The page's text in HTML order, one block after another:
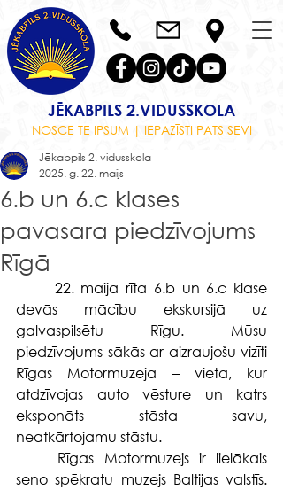
JĒKABPILS 2.VIDUSSKOLA
NOSCE TE IPSUM | IEPAZĪSTI PATS SEVI
6.b un 6.c klases
pavasara piedzīvojums
Rīgā
Jēkabpils 2. vidusskola
2025. g. 22. maijs
devās mācību ekskursijā uz
galvaspilsētu Rīgu. Mūsu
piedzīvojums sākās ar aizraujošu vizīti
Rīgas Motormuzejā – vietā, kur
atdzīvojas auto vēsture un katrs
eksponāts stāsta savu,
neatkārtojamu stāstu.
seno spēkratu muzejs Baltijas valstīs.